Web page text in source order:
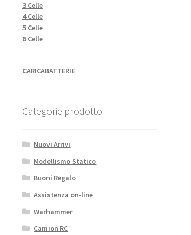
3 Celle
4 Celle
5 Celle
6 Celle
CARICABATTERIE
Categorie prodotto
Nuovi Arrivi
Modellismo Statico
Buoni Regalo
Assistenza on-line
Warhammer
Camion RC